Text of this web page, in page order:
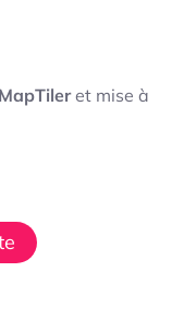
et mise à